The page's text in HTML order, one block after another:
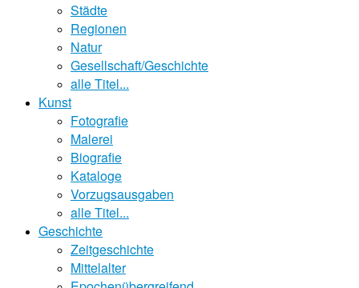
Städte
Regionen
Natur
Gesellschaft/Geschichte
alle Titel...
Kunst
Fotografie
Malerei
Biografie
Kataloge
Vorzugsausgaben
alle Titel...
Geschichte
Zeitgeschichte
Mittelalter